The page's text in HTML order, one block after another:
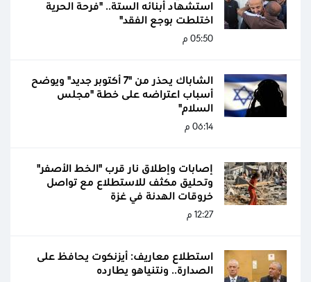
استشهاد أبنائه الستة.. "فرحة الحرية
اختلطت بوجع الفقد"
05:50 م
الشاباك يحذر من "7 أكتوبر جديد" ويوضح
أسباب اعتراضه على خطة "مجلس
السلام"
06:14 م
إصابات وإطلاق نار قرب "الخط الأصفر"
وتحليق مكثف للاستطلاع مع تواصل
خروقات الهدنة في غزة
12:27 م
استطلاع معاريف: أيزنكوت يحافظ على
الصدارة.. ونتنياهو يطارده